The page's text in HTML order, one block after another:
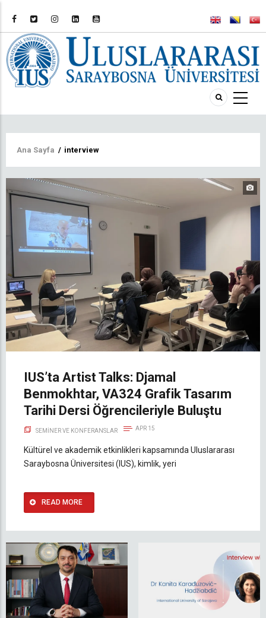
Sayfa
yolu
Ana Sayfa / interview
IUS’ta Artist Talks: Djamal
Benmokhtar, VA324 Grafik Tasarım
Tarihi Dersi Öğrencileriyle Buluştu
SEMINER VE KONFERANSLAR APR 15
Kültürel ve akademik etkinlikleri kapsamında Uluslararası
Saraybosna Üniversitesi (IUS), kimlik, yeri
READ MORE